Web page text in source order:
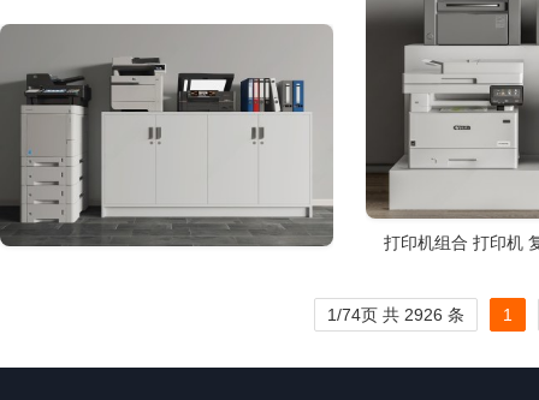
打印机组合 打印机
1/74页 共 2926 条 1